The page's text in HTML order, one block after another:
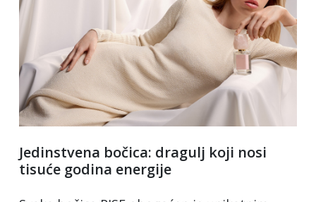
Jedinstvena bočica: dragulj koji nosi
tisuće godina energije